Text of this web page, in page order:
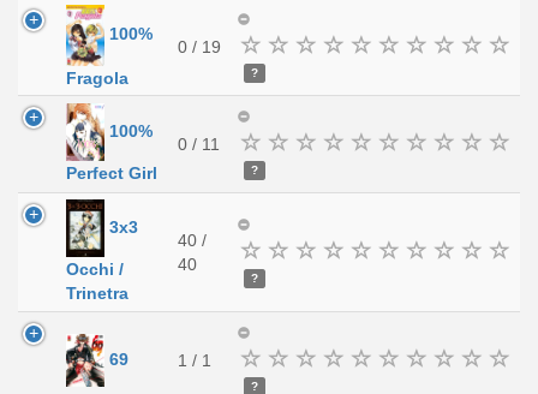
100%
Fragola
0 / 19
?
100%
Perfect Girl
0 / 11
?
3x3
Occhi /
Trinetra
40 /
40
?
69 1 / 1
?